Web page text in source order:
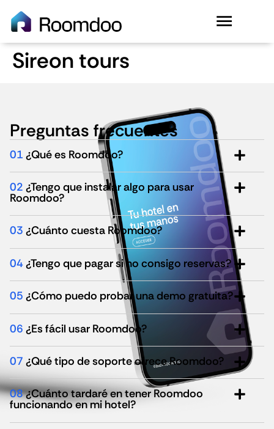
Sireon tours
Preguntas frecuentes
01 ¿Qué es Roomdoo?
02 ¿Tengo que instalar algo para usar
Roomdoo?
03 ¿Cuánto cuesta Roomdoo?
04¿Tengo que pagar si no consigo reservas?
05 ¿Cómo puedo probar una demo gratuita?
06 ¿Es fácil usar Roomdoo?
07 ¿Qué tipo de soporte ofrece Roomdoo?
08¿Cuánto tardaré en tener Roomdoo
funcionando en mi hotel?